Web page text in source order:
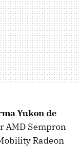
Yukon de
AMD Sempron
Radeon